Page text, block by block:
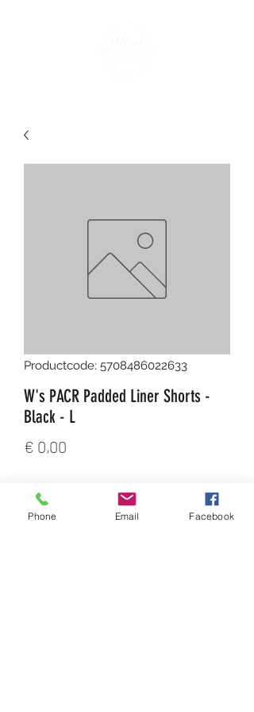
Productcode: 5708486022633
W's PACR Padded Liner Shorts -
Black - L
€ 0,00
Aantal
Phone Email Facebook